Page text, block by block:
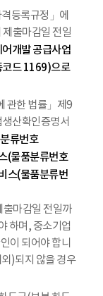
등록규정」에
출마감일 전일
개발 공급사업
코드 1169)으로
관한 법률」제9
산확인증명서
류번호
(물품분류번호
스(물품분류번
마감일 전일까
하며, 중소기업
이 되어야 합니
)되지 않을 경우